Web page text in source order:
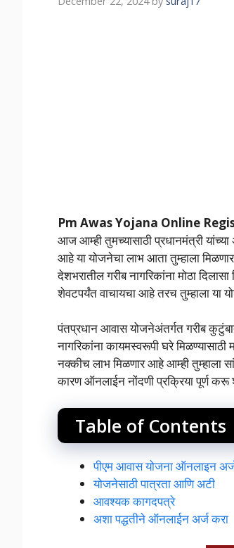
Pm Awas Yojana Online
आज आम्ही तुमच्यासाठी प्रधानमंत्री
आहे या योजनेचा लाभ आता तुम्हाला
देशभरातील गरीब नागरिकांना मोठा
शेवटपर्यंत वाचायचा आहे तरच तुम्हाला या
पंतप्रधान आवास योजनेअंतर्गत गरीब
नागरिकांना कायमस्वरूपी घरे
नक्कीच लाभ मिळणार आहे आम्ही तुम्हाला
कारण ऑनलाईन नोंदणी प्रक्रिया पूर्ण करू
Table of Contents
पीएम आवास योजना ऑनलाइन
योजनेसाठी पात्रता आणि अटी
आवश्यक कागदपत्रे
अशा पद्धतीने ऑनलाईन अर्ज करा